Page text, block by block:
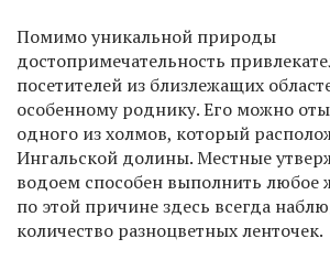
Помимо уникальной природы
достопримечательность
посетителей из близлежащих
особенному роднику. Его можно
одного из холмов, который
Ингальской долины. Местные
водоем способен выполнить любое
по этой причине здесь всегда
количество разноцветных ленточек.